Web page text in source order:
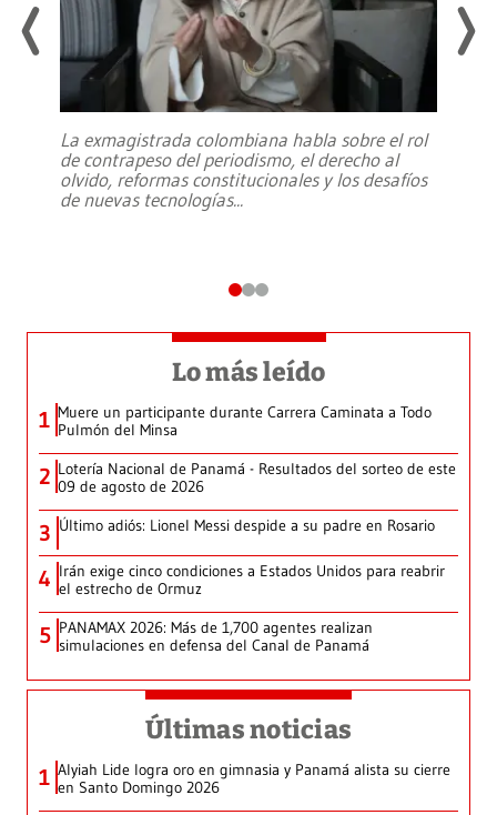
La exmagistrada colombiana habla sobre el rol
de contrapeso del periodismo, el derecho al
olvido, reformas constitucionales y los desafíos
de nuevas tecnologías...
Lo más leído
1 Muere un participante durante Carrera Caminata a Todo
Pulmón del Minsa
2 Lotería Nacional de Panamá - Resultados del sorteo de este
09 de agosto de 2026
3 Último adiós: Lionel Messi despide a su padre en Rosario
4 Irán exige cinco condiciones a Estados Unidos para reabrir
el estrecho de Ormuz
5 PANAMAX 2026: Más de 1,700 agentes realizan
simulaciones en defensa del Canal de Panamá
Últimas noticias
1 Alyiah Lide logra oro en gimnasia y Panamá alista su cierre
en Santo Domingo 2026